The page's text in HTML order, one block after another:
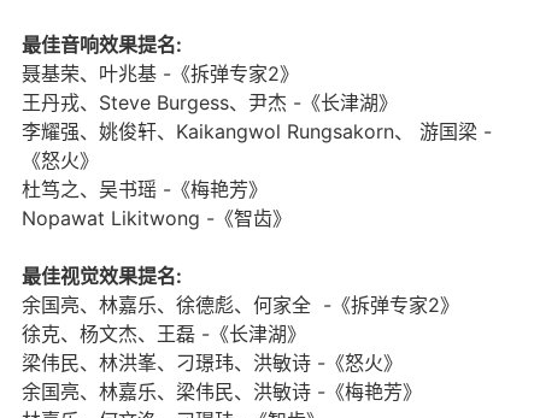
最佳音响效果提名:
聂基荣、叶兆基 -《拆弹专家2》
王丹戎、Steve Burgess、尹杰 -《长津湖》
李耀强、姚俊轩、Kaikangwol Rungsakorn、 游国梁 -
《怒火》
杜笃之、吴书瑶 -《梅艳芳》
Nopawat Likitwong -《智齿》
最佳视觉效果提名:
余国亮、林嘉乐、徐德彪、何家全 -《拆弹专家2》
徐克、杨文杰、王磊 -《长津湖》
梁伟民、林洪峯、刁璟玮、洪敏诗 -《怒火》
余国亮、林嘉乐、梁伟民、洪敏诗 -《梅艳芳》